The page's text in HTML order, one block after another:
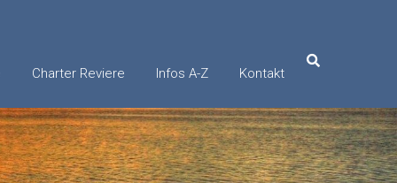
Charter Reviere Infos A-Z Kontakt